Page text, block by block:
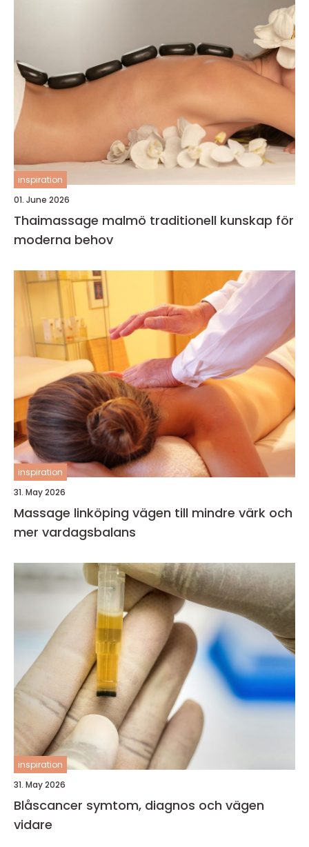
inspiration
01. June 2026
Thaimassage malmö traditionell kunskap för
moderna behov
inspiration
31. May 2026
Massage linköping vägen till mindre värk och
mer vardagsbalans
inspiration
31. May 2026
Blåscancer symtom, diagnos och vägen
vidare